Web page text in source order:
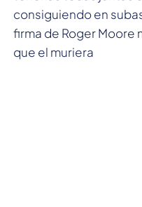
consiguiendo en
firma de Roger Moore
que el muriera